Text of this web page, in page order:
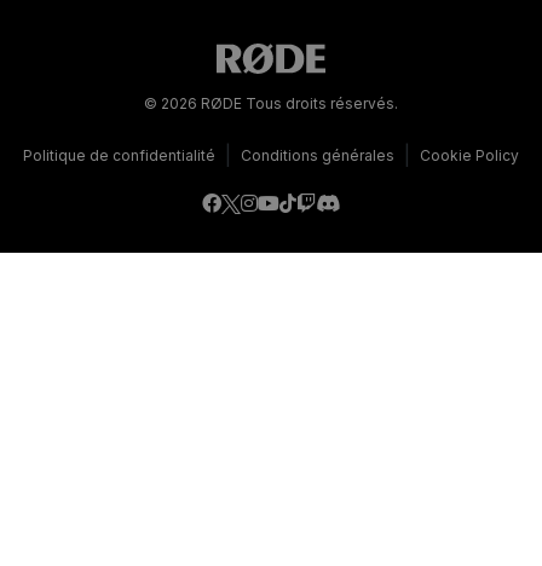
© 2026 RØDE Tous droits réservés.
Politique de confidentialité Conditions générales Cookie Policy